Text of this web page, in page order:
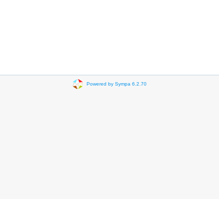
Powered by Sympa 6.2.70